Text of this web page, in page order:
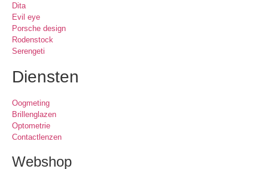
Dita
Evil eye
Porsche design
Rodenstock
Serengeti
Diensten
Oogmeting
Brillenglazen
Optometrie
Contactlenzen
Webshop